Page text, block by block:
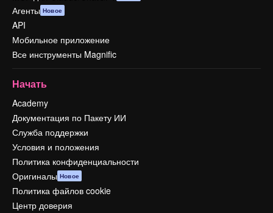
Агенты Новое
API
Мобильное приложение
Все инструменты Magnific
Начать
Academy
Документация по Пакету ИИ
Служба поддержки
Условия и положения
Политика конфиденциальности
Оригиналы Новое
Политика файлов cookie
Центр доверия